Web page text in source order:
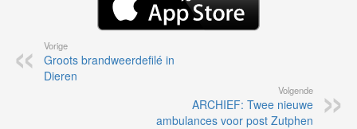
Vorige
Groots brandweerdefilé in
Dieren
Volgende
ARCHIEF: Twee nieuwe
ambulances voor post Zutphen